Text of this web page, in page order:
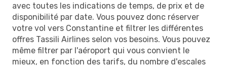
avec toutes les indications de temps, de prix et de
disponibilité par date. Vous pouvez donc réserver
votre vol vers Constantine et filtrer les différentes
offres Tassili Airlines selon vos besoins. Vous pouvez
même filtrer par l'aéroport qui vous convient le
mieux, en fonction des tarifs, du nombre d'escales